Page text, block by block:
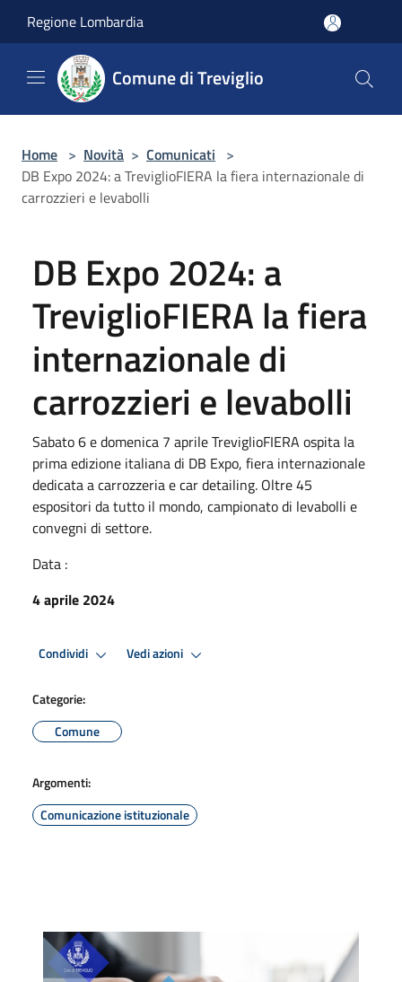
Regione Lombardia
Comune di Treviglio
Home > Novità > Comunicati >
DB Expo 2024: a TreviglioFIERA la fiera internazionale di
carrozzieri e levabolli
DB Expo 2024: a
TreviglioFIERA la fiera
internazionale di
carrozzieri e levabolli
Sabato 6 e domenica 7 aprile TreviglioFIERA ospita la
prima edizione italiana di DB Expo, fiera internazionale
dedicata a carrozzeria e car detailing. Oltre 45
espositori da tutto il mondo, campionato di levabolli e
convegni di settore.
Data :
4 aprile 2024
Condividi Vedi azioni
Categorie:
Comune
Argomenti:
Comunicazione istituzionale